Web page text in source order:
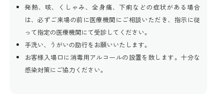
発熱、咳、くしゃみ、全身痛、下痢などの症状がある場合
は、必ずご来場の前に医療機関にご相談いただき、指示に従
って指定の医療機関にて受診してください。
手洗い、うがいの励行をお願いいたします。
お客様入場口に消毒用アルコールの設置を致します。十分な
感染対策にご協力ください。